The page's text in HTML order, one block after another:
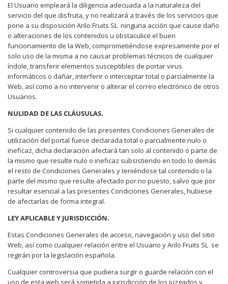
El Usuario empleará la diligencia adecuada a la naturaleza del
servicio del que disfruta, y no realizará a través de los servicios que
pone a su disposición Arilo Fruits SL ninguna acción que cause daño
o alteraciones de los contenidos u obstaculice el buen
funcionamiento de la Web, comprometiéndose expresamente por el
solo uso de la misma a no causar problemas técnicos de cualquier
índole, transferir elementos susceptibles de portar virus
informáticos o dañar, interferir o interceptar total o parcialmente la
Web, así como a no intervenir o alterar el correo electrónico de otros
Usuarios.
NULIDAD DE LAS CLÁUSULAS.
Si cualquier contenido de las presentes Condiciones Generales de
utilización del portal fuese declarada total o parcialmente nulo o
ineficaz, dicha declaración afectará tan solo al contenido o parte de
la mismo que resulte nulo o ineficaz subsistiendo en todo lo demás
el resto de Condiciones Generales y teniéndose tal contenido o la
parte del mismo que resulte afectado por no puesto, salvo que por
resultar esencial a las presentes Condiciones Generales, hubiese
de afectarlas de forma integral.
LEY APLICABLE Y JURISDICCIÓN.
Estas Condiciones Generales de acceso, navegación y uso del sitio
Web, así como cualquier relación entre el Usuario y Arilo Fruits SL se
regirán por la legislación española.
Cualquier controversia que pudiera surgir o guarde relación con el
uso de esta web será sometida a jurisdicción de los juzgados y